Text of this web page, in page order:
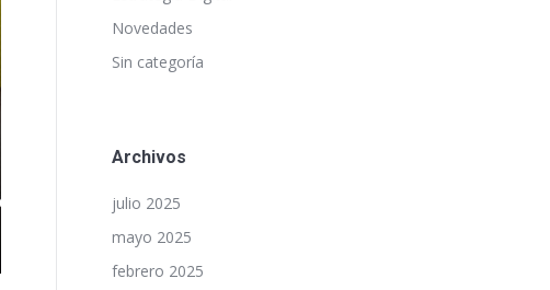
Novedades
Sin categoría
Archivos
julio 2025
mayo 2025
febrero 2025